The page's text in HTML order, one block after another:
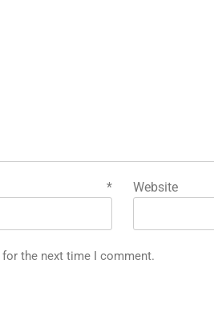
* Website
the next time I comment.